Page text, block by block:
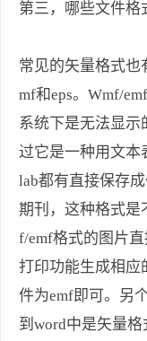
第三，哪些文件格
常见的矢量格式也
mf和eps。Wmf/
系统下是无法显示
过它是一种用文本
lab都有直接保存
期刊，这种格式是
f/emf格式的图片
打印功能生成相应
件为emf即可。另
到word中是矢量